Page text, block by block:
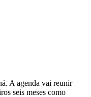
A agenda vai reunir
seis meses como